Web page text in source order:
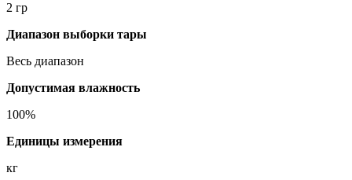
2 гр
Диапазон выборки тары
Весь диапазон
Допустимая влажность
100%
Единицы измерения
кг